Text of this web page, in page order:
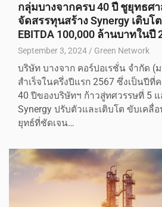
กลุ่มบางจากครบ 40 ปี ชูยุทธศ
จัดสรรทุนสร้าง Synergy เติบโ
EBITDA 100,000 ล้านบาทในปี
September 3, 2024 Green Network
บริษัท บางจาก คอร์ปอเรชั่น จำกัด (
สำเร็จในครึ่งปีแรก 2567 ซึ่งเป็นปีที่
40 ปีของบริษัทฯ ก้าวสู่ทศวรรษที่ 5 แ
Synergy ปรับตัวและเติบโต ขับเคลื่
ยุทธ์ที่ชัดเจน…